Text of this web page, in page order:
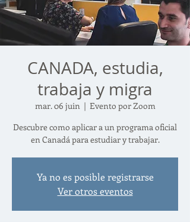
CANADA, estudia,
trabaja y migra
mar. 06 juin
  |
Evento por Zoom
Descubre como aplicar a un programa oficial
en Canadá para estudiar y trabajar.
Ya no es posible registrarse
Ver otros eventos